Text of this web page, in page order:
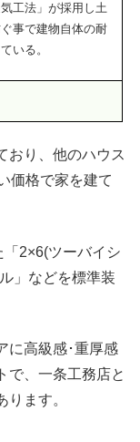
工法」が採用し土
事で建物自体の耐
いる。
おり、他のハウス
価格で家を建て
2×6(ツーバイシ
」などを標準装
に高級感･重厚感
で、一条工務店と
ます。